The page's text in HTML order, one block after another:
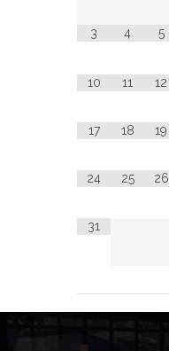
3 4 5
10 11 12
17 18 19
24 25 26
31